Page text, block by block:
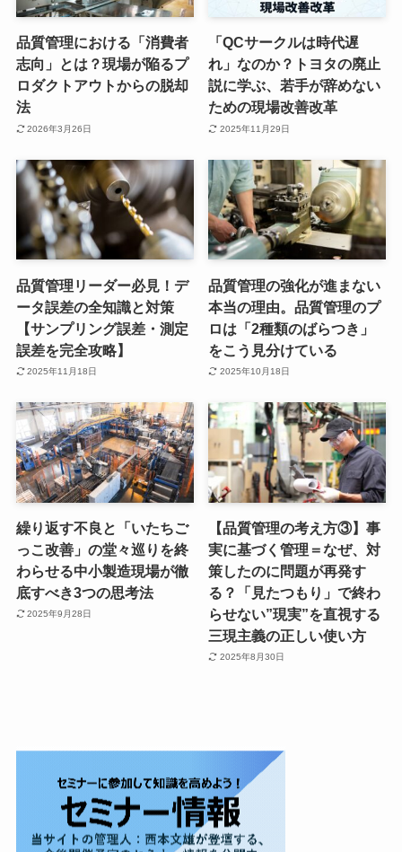
品質管理における「消費者
志向」とは？現場が陥るプ
ロダクトアウトからの脱却
法
2026年3月26日
「QCサークルは時代遅
れ」なのか？トヨタの廃止
説に学ぶ、若手が辞めない
ための現場改善改革
2025年11月29日
品質管理リーダー必見！デ
ータ誤差の全知識と対策
【サンプリング誤差・測定
誤差を完全攻略】
2025年11月18日
品質管理の強化が進まない
本当の理由。品質管理のプ
ロは「2種類のばらつき」
をこう見分けている
2025年10月18日
繰り返す不良と「いたちご
っこ改善」の堂々巡りを終
わらせる中小製造現場が徹
底すべき3つの思考法
2025年9月28日
【品質管理の考え方③】事
実に基づく管理＝なぜ、対
策したのに問題が再発す
る？「見たつもり」で終わ
らせない”現実”を直視する
三現主義の正しい使い方
2025年8月30日